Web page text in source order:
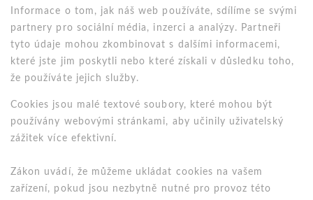
Informace o tom, jak náš web používáte, sdílíme se svými
partnery pro sociální média, inzerci a analýzy. Partneři
tyto údaje mohou zkombinovat s dalšími informacemi,
které jste jim poskytli nebo které získali v důsledku toho,
že používáte jejich služby.
Cookies jsou malé textové soubory, které mohou být
používány webovými stránkami, aby učinily uživatelský
zážitek více efektivní.
Zákon uvádí, že můžeme ukládat cookies na vašem
zařízení, pokud jsou nezbytně nutné pro provoz této